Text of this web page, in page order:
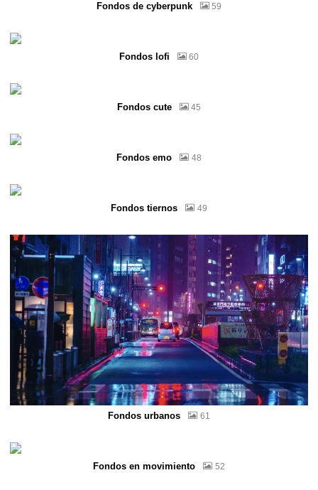
Fondos de cyberpunk 59
Fondos lofi 60
Fondos cute 45
Fondos emo 48
Fondos tiernos 49
Fondos urbanos 61
Fondos en movimiento 52